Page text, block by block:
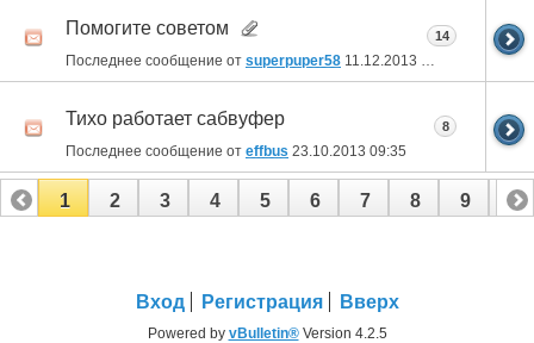
Помогите советом
Последнее сообщение от superpuper58 11.12.2013 15:11
14
Тихо работает сабвуфер
Последнее сообщение от effbus 23.10.2013 09:35
8
1 2 3 4 5 6 7 8 9 10
Вход Регистрация Вверх
Powered by vBulletin®Version 4.2.5